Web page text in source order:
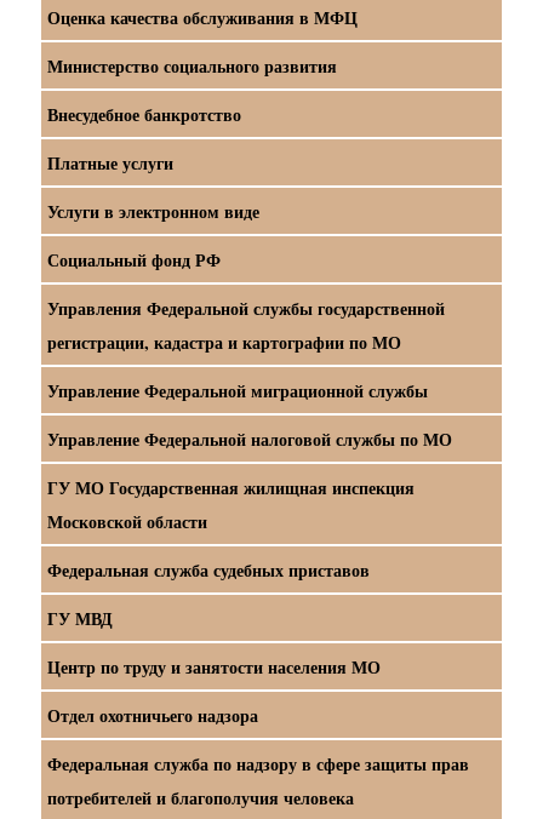
Оценка качества обслуживания в МФЦ
Министерство социального развития
Внесудебное банкротство
Платные услуги
Услуги в электронном виде
Социальный фонд РФ
Управления Федеральной службы государственной
регистрации, кадастра и картографии по МО
Управление Федеральной миграционной службы
Управление Федеральной налоговой службы по МО
ГУ МО Государственная жилищная инспекция
Московской области
Федеральная служба судебных приставов
ГУ МВД
Центр по труду и занятости населения МО
Отдел охотничьего надзора
Федеральная служба по надзору в сфере защиты прав
потребителей и благополучия человека